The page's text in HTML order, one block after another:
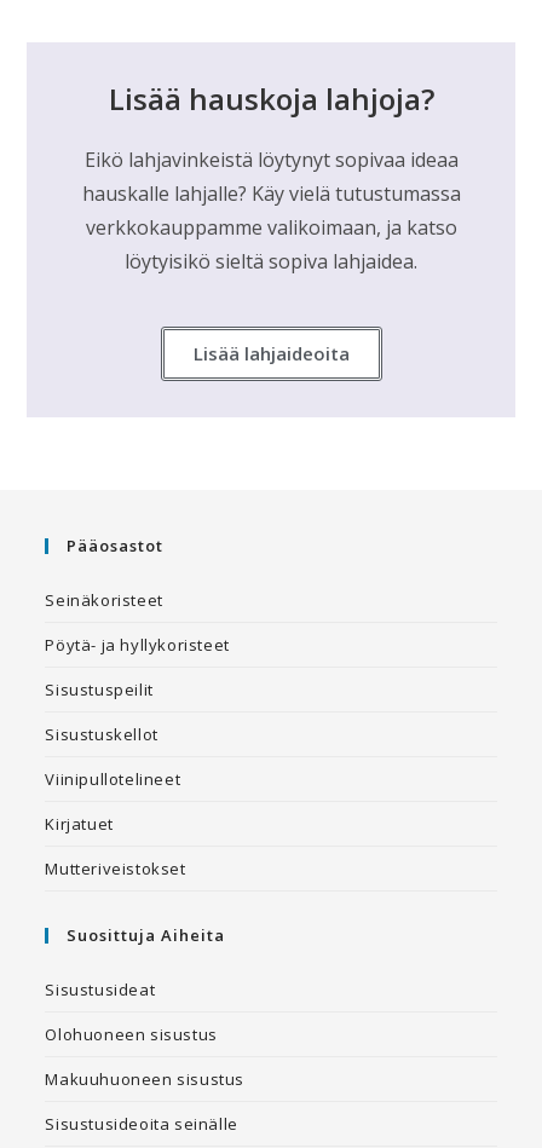
Lisää hauskoja lahjoja?
Eikö lahjavinkeistä löytynyt sopivaa ideaa
hauskalle lahjalle? Käy vielä tutustumassa
verkkokauppamme valikoimaan, ja katso
löytyisikö sieltä sopiva lahjaidea.
Lisää lahjaideoita
Pääosastot
Seinäkoristeet
Pöytä- ja hyllykoristeet
Sisustuspeilit
Sisustuskellot
Viinipullotelineet
Kirjatuet
Mutteriveistokset
Suosittuja Aiheita
Sisustusideat
Olohuoneen sisustus
Makuuhuoneen sisustus
Sisustusideoita seinälle